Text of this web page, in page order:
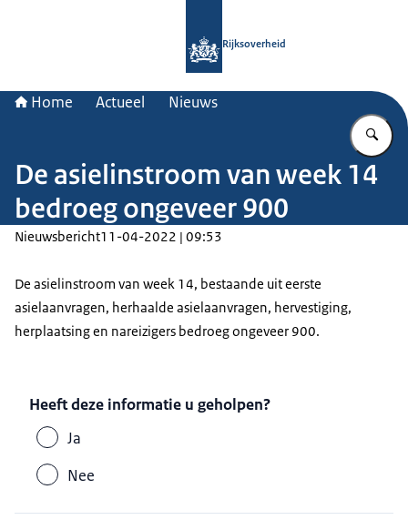
Rijksoverheid
Home Actueel Nieuws
De asielinstroom van week 14
bedroeg ongeveer 900
Nieuwsbericht11-04-2022 | 09:53
De asielinstroom van week 14, bestaande uit eerste
asielaanvragen, herhaalde asielaanvragen, hervestiging,
herplaatsing en nareizigers bedroeg ongeveer 900.
Heeft deze informatie u geholpen?
Ja
Nee